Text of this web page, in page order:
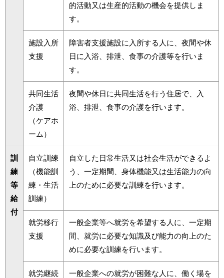
的活動又は生産的活動の機会を提供しま
す。
施設入所
支援
障害者支援施設に入所する人に、夜間や休
日に入浴、排泄、食事の介護等を行いま
す。
共同生活
介護
（ケアホ
ーム）
夜間や休日に共同生活を行う住居で、入
浴、排泄、食事の介護を行います。
訓
練
等
給
付
自立訓練
（機能訓
練・生活
訓練）
自立した日常生活又は社会生活ができるよ
う、一定期間、身体機能又は生活能力の向
上のために必要な訓練を行います。
就労移行
支援
一般企業等へ就労を希望する人に、一定期
間、就労に必要な知識及び能力の向上のた
めに必要な訓練を行います。
就労継続
一般企業への就労が困難な人に、働く場を